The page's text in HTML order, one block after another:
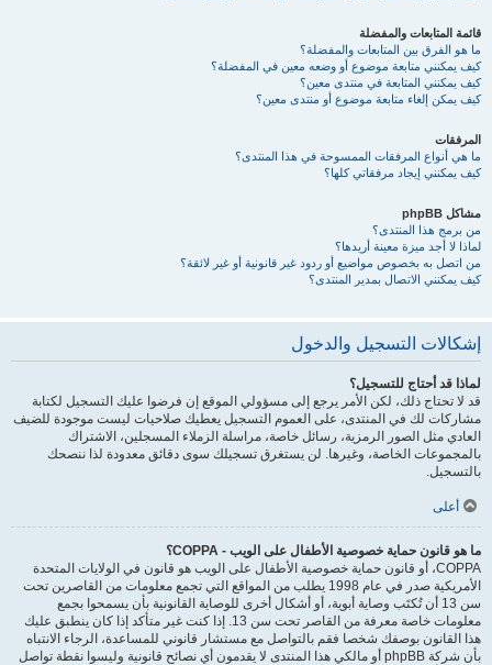
قائمة المتابعات والمفضلة
ما هو الفرق بين المتابعات والمفضلة؟
كيف يمكنني متابعة موضوع أو وضعه معين في المفضلة؟
كيف يمكنني المتابعة في منتدى معين؟
كيف يمكن إلغاء متابعة موضوع أو منتدى معين؟
المرفقات
ما هي أنواع المرفقات الممسوحة في هذا المنتدى؟
كيف يمكنني إيجاد مرفقاتي كلها؟
مشاكل phpBB
من برمج هذا المنتدى؟
لماذا لا أجد ميزة معينة أريدها؟
من اتصل به بخصوص مواضيع أو ردود غير قانونية أو غير لائقة؟
كيف يمكنني الاتصال بمدير المنتدى؟
إشكالات التسجيل والدخول
لماذا قد أحتاج للتسجيل؟
قد لا تحتاج ذلك، لكن الأمر يرجع إلى مسؤولي الموقع إن فرضوا عليك التسجيل لكتابة
مشاركات لك في المنتدى، على العموم التسجيل يعطيك صلاحيات ليست موجودة للضيف
العادي مثل الصور الرمزية، رسائل خاصة، مراسلة الزملاء المسجلين، الاشتراك
بالمجموعات الخاصة، وغيرها. لن يستغرق تسجيلك سوى دقائق معدودة لذا ننصحك
بالتسجيل.
أعلى
ما هو قانون حماية خصوصية الأطفال على الويب - COPPA؟
COPPA، أو قانون حماية خصوصية الأطفال على الويب هو قانون في الولايات المتحدة
الأمريكية صدر في عام 1998 يطلب من المواقع التي تجمع معلومات من القاصرين تحت
سن 13 أن تُكتَب وصاية أبوية، أو أشكال أخرى للوصاية القانونية بأن يسمحوا بجمع
معلومات خاصة معرفة من القاصر تحت سن 13. إذا كنت غير متأكد إذا كان ينطبق عليك
هذا القانون بوصفك شخصا فقم بالتواصل مع مستشار قانوني للمساعدة، الرجاء الانتباه
بأن شركة phpBB أو مالكي هذا المنتدى لا يقدمون أي نصائح قانونية وليسوا نقطة تواصل